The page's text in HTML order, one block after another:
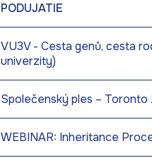
PODUJATIE
VU3V - Cesta genů, cesta
univerzity)
Společenský ples – Toronto
WEBINAR: Inheritance